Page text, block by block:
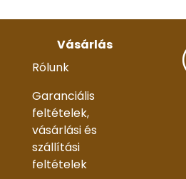
Vásárlás
Rólunk
Garanciális
feltételek,
vásárlási és
szállítási
feltételek